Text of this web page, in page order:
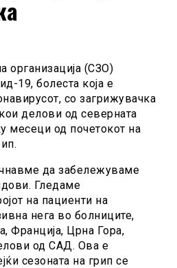
организација (СЗО)
19, болеста која е
со загрижувачка
делови од северната
месеци од почетокот на
да забележуваме
Гледаме
на пациенти на
нега во болниците,
Франција, Црна Гора,
од САД. Ова е
сезоната на грип се